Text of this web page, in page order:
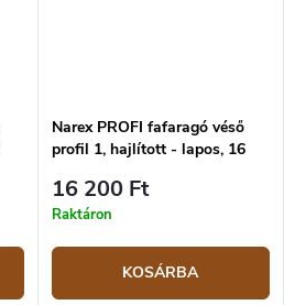
Narex PROFI fafaragó véső
profil 1, hajlított - lapos, 16
16 200 Ft
Raktáron
KOSÁRBA